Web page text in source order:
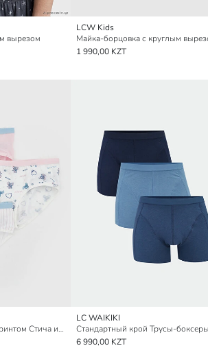
вырезом
LCW Kids
1 990,00 KZT
Трусики для девочек с принтом Стича и Ангела, 3 шт.
LC WAIKIKI
6 990,00 KZT